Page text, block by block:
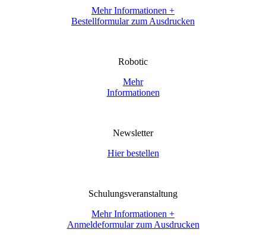
Mehr Informationen +
Bestellformular zum Ausdrucken
Robotic
Mehr
Informationen
Newsletter
Hier bestellen
Schulungsveranstaltung
Mehr Informationen +
Anmeldeformular zum Ausdrucken